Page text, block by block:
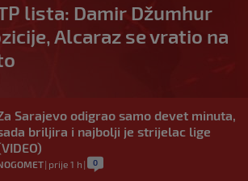
lista: Damir Džumhur
Alcaraz se vratio na
Sarajevo odigrao samo devet minuta,
briljira i najbolji je strijelac lige
| prije 1 h | 0